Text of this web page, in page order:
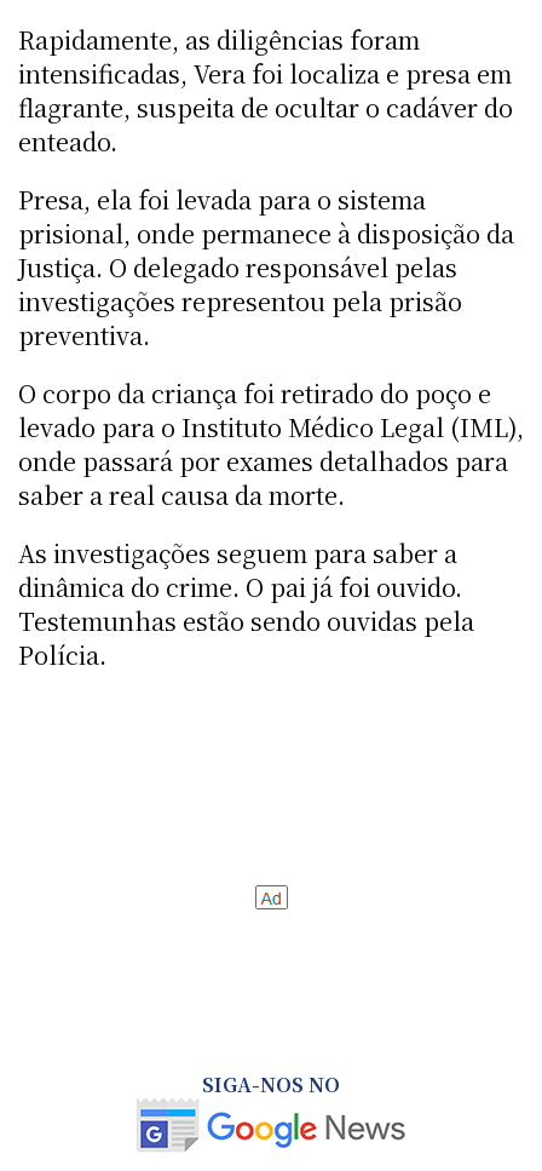
Rapidamente, as diligências foram
intensificadas, Vera foi localiza e presa em
flagrante, suspeita de ocultar o cadáver do
enteado.
Presa, ela foi levada para o sistema
prisional, onde permanece à disposição da
Justiça. O delegado responsável pelas
investigações representou pela prisão
preventiva.
O corpo da criança foi retirado do poço e
levado para o Instituto Médico Legal (IML),
onde passará por exames detalhados para
saber a real causa da morte.
As investigações seguem para saber a
dinâmica do crime. O pai já foi ouvido.
Testemunhas estão sendo ouvidas pela
Polícia.
SIGA-NOS NO